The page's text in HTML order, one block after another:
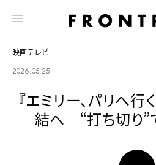
映画テレビ
2026.05.25
『エミリー、パリへ行
結へ “打ち切り”